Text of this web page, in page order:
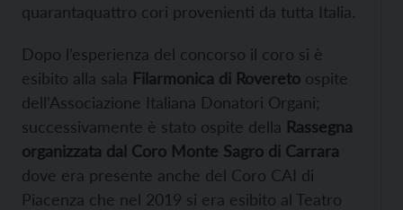
quarantaquattro cori provenienti da tutta Italia.
Dopo l’esperienza del concorso il coro si è
esibito alla sala Filarmonica di Rovereto ospite
dell’Associazione Italiana Donatori Organi;
successivamente è stato ospite della Rassegna
organizzata dal Coro Monte Sagro di Carrara
dove era presente anche del Coro CAI di
Piacenza che nel 2019 si era esibito al Teatro